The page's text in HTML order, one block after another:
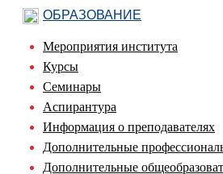
ОБРАЗОВАНИЕ
Мероприятия института
Курсы
Семинары
Аспирантура
Информация о преподавателях
Дополнительные
Дополнительные